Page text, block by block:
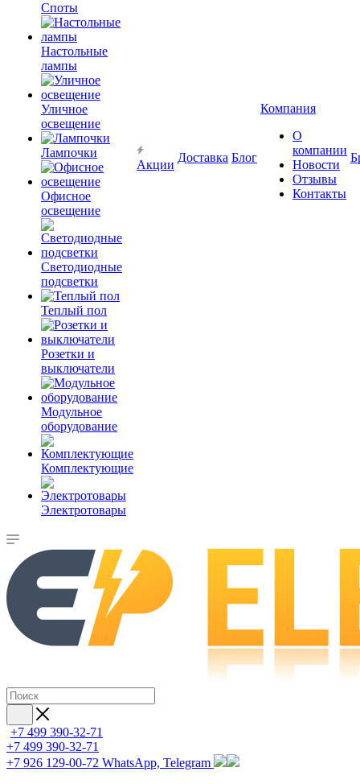
Споты
Настольные
лампы
Уличное
освещение
Лампочки
Офисное
освещение
Светодиодные
подсветки
Теплый пол
Розетки и
выключатели
Модульное
оборудование
Комплектующие
Электротовары
Акции
Доставка Блог
Компания
О
компании
Новости
Отзывы
Контакты
+7 499 390-32-71
+7 499 390-32-71
+7 926 129-00-72 WhatsApp, Telegram